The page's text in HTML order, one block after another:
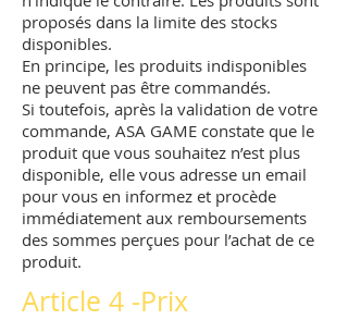
proposés dans la limite des stocks
disponibles.
En principe, les produits indisponibles
ne peuvent pas être commandés.
Si toutefois, après la validation de votre
commande, ASA GAME constate que le
produit que vous souhaitez n’est plus
disponible, elle vous adresse un email
pour vous en informez et procède
immédiatement aux remboursements
des sommes perçues pour l’achat de ce
produit.
Article 4 -Prix